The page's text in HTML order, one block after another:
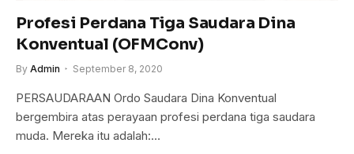
Profesi Perdana Tiga Saudara Dina
Konventual (OFMConv)
By Admin September 8, 2020
PERSAUDARAAN Ordo Saudara Dina Konventual
bergembira atas perayaan profesi perdana tiga saudara
muda. Mereka itu adalah:…